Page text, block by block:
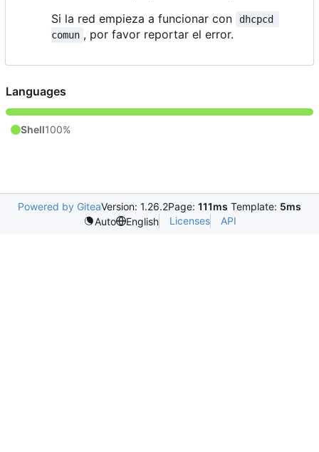
Si la red empieza a funcionar con
dhcpcd
comun , por favor reportar el error.
Languages
Shell100%
Powered by GiteaVersion: 1.26.2Page: 111ms Template: 5ms
Auto
English Licenses API